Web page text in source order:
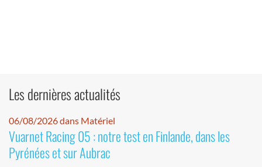
Les dernières actualités
06/08/2026 dans Matériel
Vuarnet Racing 05 : notre test en Finlande, dans les
Pyrénées et sur Aubrac